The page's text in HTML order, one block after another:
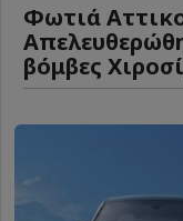
Φωτιά
βόμβες